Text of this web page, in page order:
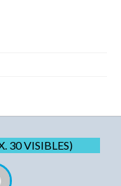
30 VISIBLES)